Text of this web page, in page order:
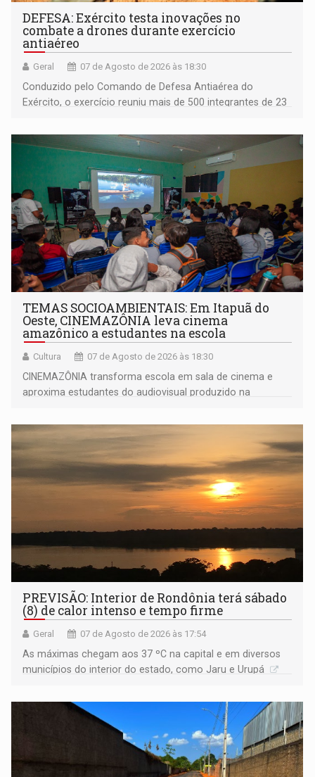
DEFESA: Exército testa inovações no
combate a drones durante exercício
antiaéreo
Geral 07 de Agosto de 2026 às 18:30
Conduzido pelo Comando de Defesa Antiaérea do
Exército, o exercício reuniu mais de 500 integrantes de 23
TEMAS SOCIOAMBIENTAIS: Em Itapuã do
Oeste, CINEMAZÔNIA leva cinema
amazônico a estudantes na escola
Cultura 07 de Agosto de 2026 às 18:30
CINEMAZÔNIA transforma escola em sala de cinema e
aproxima estudantes do audiovisual produzido na
PREVISÃO: Interior de Rondônia terá sábado
(8) de calor intenso e tempo firme
Geral 07 de Agosto de 2026 às 17:54
As máximas chegam aos 37 ºC na capital e em diversos
municípios do interior do estado, como Jaru e Urupá